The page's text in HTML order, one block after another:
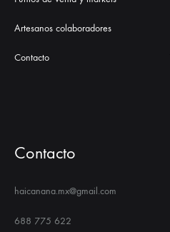
Artesanos colaboradores
Contacto
Contacto
haicanana.mx@gmail.com
688 775 622